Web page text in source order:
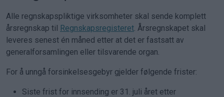
Alle regnskapspliktige virksomheter skal sende komplett
årsregnskap til Regnskapsregisteret. Årsregnskapet skal
leveres senest én måned etter at det er fastsatt av
generalforsamlingen eller tilsvarende organ.
For å unngå forsinkelsesgebyr gjelder følgende frister:
Siste frist for innsending er 31. juli året etter